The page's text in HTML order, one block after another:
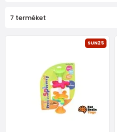
7 terméket
SUN25